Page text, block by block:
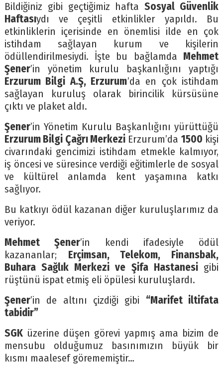
Bildiğiniz gibi geçtiğimiz haftaSosyal Güvenlik
Haftasıydı ve çeşitli etkinlikler yapıldı. Bu
etkinliklerin içerisinde en önemlisi ilde en çok
istihdam sağlayan kurum ve kişilerin
ödüllendirilmesiydi. İşte bu bağlamda Mehmet
Şener’in yönetim kurulu başkanlığını yaptığı
Erzurum Bilgi A.Ş, Erzurum’da en çok istihdam
sağlayan kuruluş olarak birincilik kürsüsüne
çıktı ve plaket aldı.
Şener’in Yönetim Kurulu Başkanlığını yürüttüğü
Erzurum Bilgi Çağrı Merkezi Erzurum’da 1500 kişi
civarındaki gencimizi istihdam etmekle kalmıyor,
iş öncesi ve süresince verdiği eğitimlerle de sosyal
ve kültürel anlamda kent yaşamına katkı
sağlıyor.
Bu katkıyı ödül kazanan diğer kuruluşlarımız da
veriyor.
Mehmet Şener’in kendi ifadesiyle ödül
kazananlar; Erçimsan, Telekom, Finansbak,
Buhara Sağlık Merkezi ve Şifa Hastanesi gibi
rüştünü ispat etmiş eli öpülesi kuruluşlardı.
Şener’in de altını çizdiği gibi “Marifet iltifata
tabidir”
SGKüzerine düşen görevi yapmış ama bizim de
mensubu olduğumuz basınımızın büyük bir
kısmı maalesef görememiştir…